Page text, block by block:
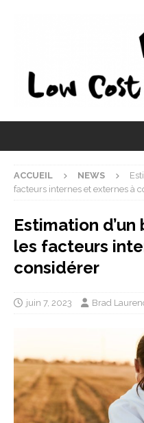
ACCUEIL NEWS
facteurs internes et externes à
Estimation
les facteurs
considérer
juin 7, 2023 Brad